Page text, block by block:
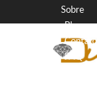
Sobre
Blog
Contato
FAQ